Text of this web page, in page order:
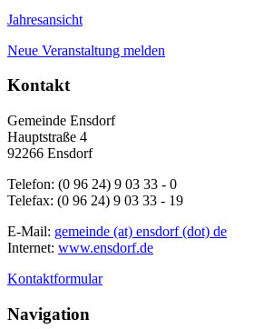
Jahresansicht
Neue Veranstaltung melden
Kontakt
Gemeinde Ensdorf
Hauptstraße 4
92266 Ensdorf
Telefon: (0 96 24) 9 03 33 - 0
Telefax: (0 96 24) 9 03 33 - 19
E-Mail: gemeinde (at) ensdorf (dot) de
Internet: www.ensdorf.de
Kontaktformular
Navigation